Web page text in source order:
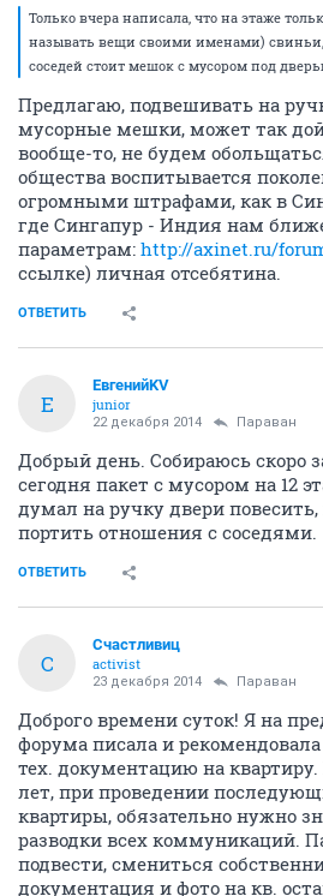
Только вчера написала, что на этаже
называть вещи своими именами) свиньи,
соседей стоит мешок с мусором под
Предлагаю, подвешивать на
мусорные мешки, может так
вообще-то, не будем
общества воспитывается
огромными штрафами, как в
где Сингапур - Индия нам
параметрам: http://axinet.ru/
ссылке) личная отсебятина.
ОТВЕТИТЬ
Е
ЕвгенийKV
junior
22 декабря 2014 Параван
Добрый день. Собираюсь скоро
сегодня пакет с мусором на 12
думал на ручку двери
портить отношения с соседями.
ОТВЕТИТЬ
С
Счастливиц
activist
23 декабря 2014 Параван
Доброго времени суток! Я на
форума писала и
тех. документацию на
лет, при проведении
квартиры, обязательно нужно
разводки всех коммуникаций.
подвести, смениться
документация и фото на кв.